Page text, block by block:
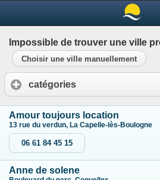
Impossible de trouver une ville
Choisir une ville manuellement
catégories
Amour toujours location
13 rue du verdun, La Capelle-lès-Boulogne
06 61 84 45 15
Anne de solene